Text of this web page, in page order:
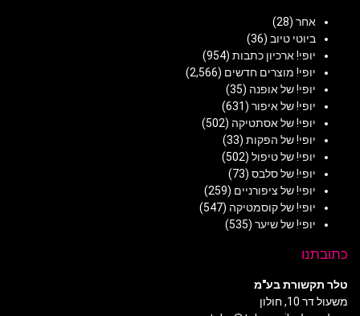
אחר (28)
ביוטי טיוב (36)
יופי! ארכיון כתבות (954)
יופי! מוצרים חדשים (2,566)
יופי! של אופנה (35)
יופי! של איפור (631)
יופי! של אסתטיקה (502)
יופי! של הפקות (33)
יופי! של טיפול (502)
יופי! של סלבס (73)
יופי! של ציפורניים (259)
יופי! של קוסמטיקה (547)
יופי! של שיער (535)
כתובתנו
טלר תקשורת בע"מ
משעול דר 10, חולון